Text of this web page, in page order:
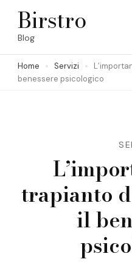
Skip
(Press
Birstro
Blog
Home Servizi
benessere psicologico
trapianto
il